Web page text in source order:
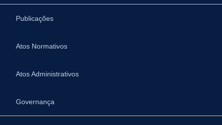
Publicações
Atos Normativos
Atos Administrativos
Governança